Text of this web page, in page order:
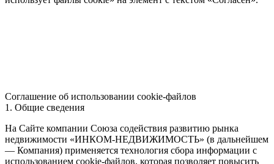
Соглашение об использовании cookie-файлов
1. Общие сведения
На Сайте компании Союза содействия развитию рынка
недвижимости «ИНКОМ-НЕДВИЖИМОСТЬ» (в дальнейшем
— Компания) применяется технология сбора информации с
использованием cookie-файлов, которая позволяет повысить